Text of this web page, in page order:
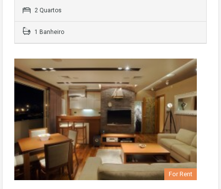
2 Quartos
1 Banheiro
For Rent